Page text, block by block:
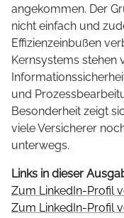
angekommen. Der
nicht einfach und
Effizienzeinbußen
Kernsystems stehen
und
Besonderheit zeigt
viele Versicherer
unterwegs.
Links in dieser
Zum LinkedIn-Profil
Zum LinkedIn-Profil